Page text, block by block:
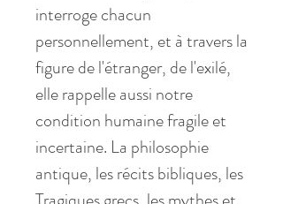
interroge chacun
personnellement, et à travers la
figure de l'étranger, de l'exilé,
elle rappelle aussi notre
condition humaine fragile et
incertaine. La philosophie
antique, les récits bibliques, les